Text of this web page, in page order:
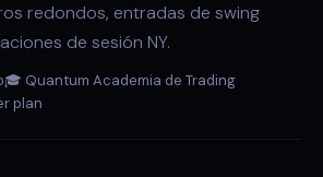
redondos, entradas de swing
de sesión NY.
🎓 Quantum Academia de Trading
plan